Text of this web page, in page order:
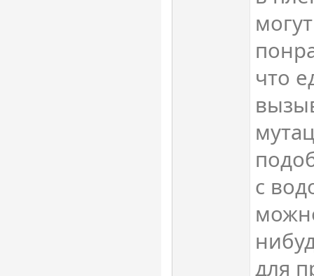
что
с
для